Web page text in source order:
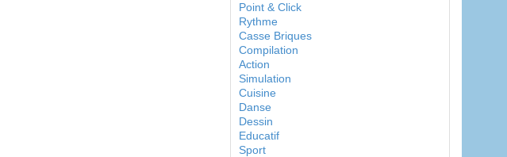
Point & Click
Rythme
Casse Briques
Compilation
Action
Simulation
Cuisine
Danse
Dessin
Educatif
Sport